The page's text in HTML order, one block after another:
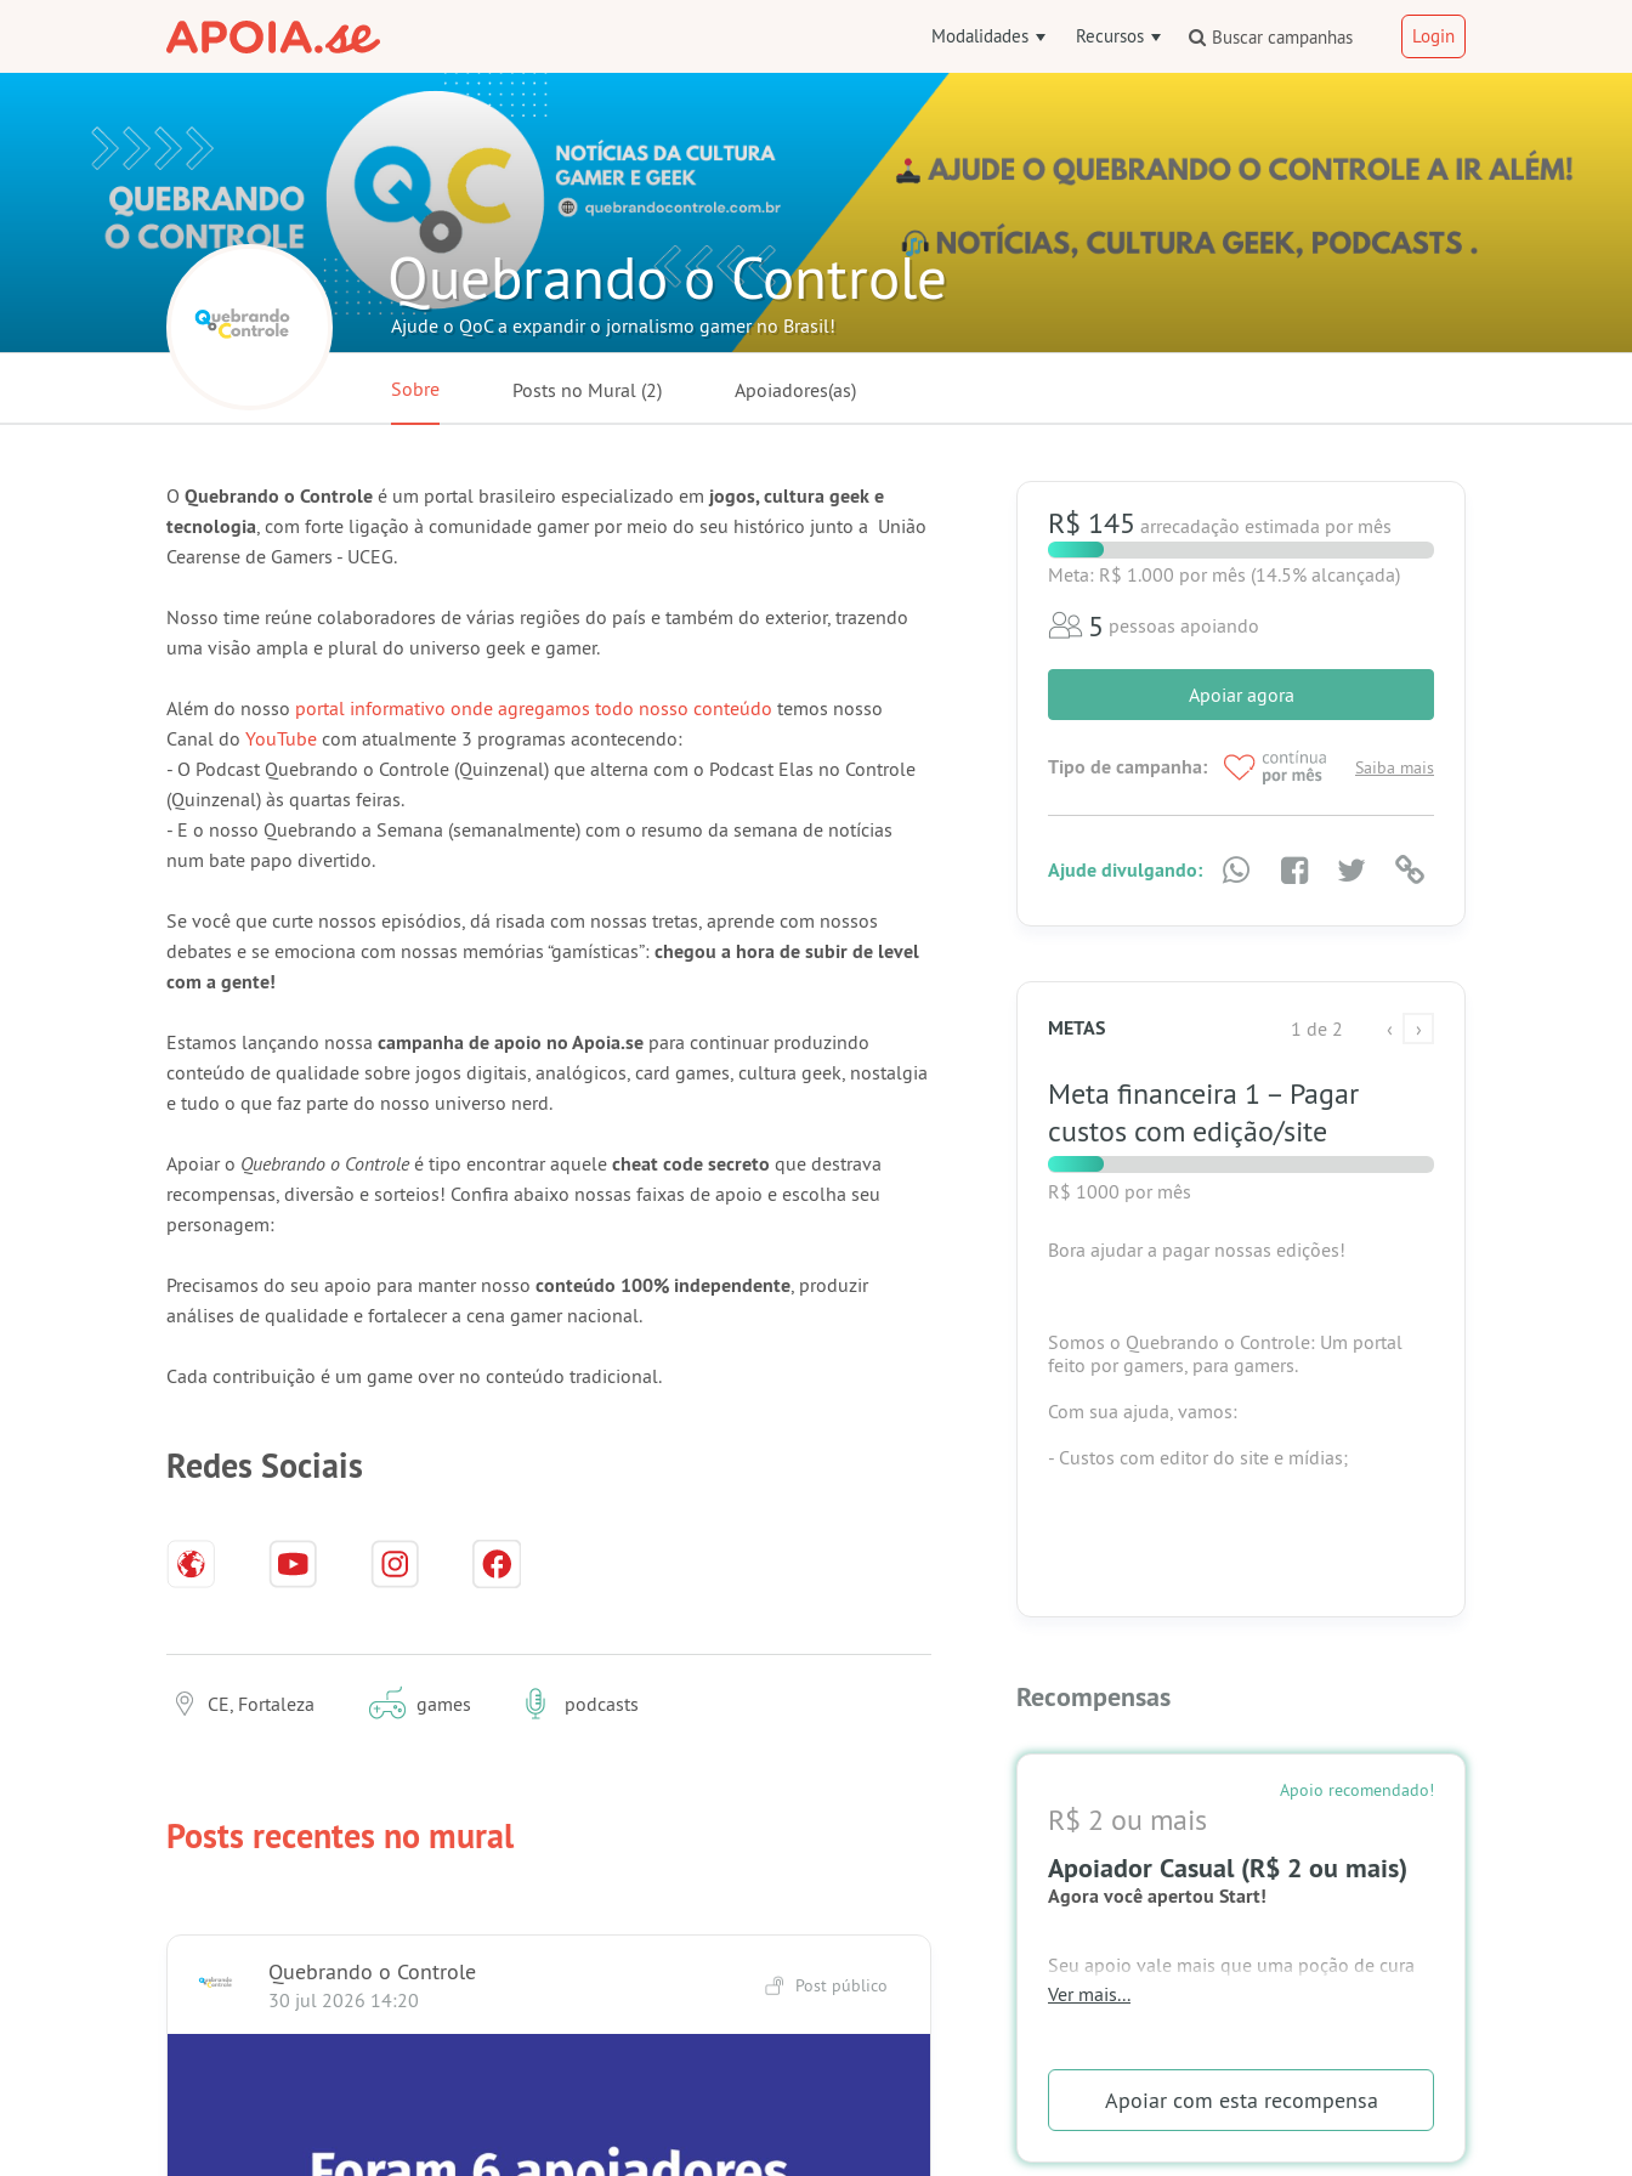
Modalidades Recursos Buscar campanhas Login
Quebrando o Controle
Ajude o QoC a expandir o jornalismo gamer no Brasil!
Sobre Posts no Mural (2) Apoiadores(as)
O Quebrando o Controle é um portal brasileiro especializado em jogos, cultura geek e
tecnologia, com forte ligação à comunidade gamer por meio do seu histórico junto a União
Cearense de Gamers - UCEG.
Nosso time reúne colaboradores de várias regiões do país e também do exterior, trazendo
uma visão ampla e plural do universo geek e gamer.
Além do nosso portal informativo onde agregamos todo nosso conteúdo temos nosso
Canal do YouTube com atualmente 3 programas acontecendo:
- O Podcast Quebrando o Controle (Quinzenal) que alterna com o Podcast Elas no Controle
(Quinzenal) às quartas feiras.
- E o nosso Quebrando a Semana (semanalmente) com o resumo da semana de notícias
num bate papo divertido.
Se você que curte nossos episódios, dá risada com nossas tretas, aprende com nossos
debates e se emociona com nossas memórias “gamísticas”: chegou a hora de subir de level
com a gente!
Estamos lançando nossa campanha de apoio no Apoia.se para continuar produzindo
conteúdo de qualidade sobre jogos digitais, analógicos, card games, cultura geek, nostalgia
e tudo o que faz parte do nosso universo nerd.
Apoiar o Quebrando o Controleé tipo encontrar aquele cheat code secreto que destrava
recompensas, diversão e sorteios! Confira abaixo nossas faixas de apoio e escolha seu
personagem:
Precisamos do seu apoio para manter nosso conteúdo 100% independente, produzir
análises de qualidade e fortalecer a cena gamer nacional.
Cada contribuição é um game over no conteúdo tradicional.
Redes Sociais
CE, Fortaleza games podcasts
Posts recentes no mural
Quebrando o Controle
30 jul 2026 14:20
Post público
R$ 145 arrecadação estimada por mês
Meta: R$ 1.000 por mês (14.5% alcançada)
5 pessoas apoiando
Apoiar agora
Tipo de campanha: Saiba mais
Ajude divulgando:
METAS 1 de 2 ‹ ›
Meta financeira 1 – Pagar
custos com edição/site
R$ 1000 por mês
Bora ajudar a pagar nossas edições!
Somos o Quebrando o Controle: Um portal
feito por gamers, para gamers.
Com sua ajuda, vamos:
- Custos com editor do site e mídias;
Recompensas
Apoio recomendado!
R$ 2 ou mais
Apoiador Casual (R$ 2 ou mais)
Agora você apertou Start!
Seu apoio vale mais que uma poção de cura
no boss final!
Receber nosso newsletter exclusivo,
Ver mais...
Apoiarcom esta recompensa